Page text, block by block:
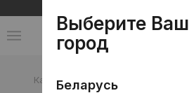
Каталог
Выберите Ваш
город
Беларусь